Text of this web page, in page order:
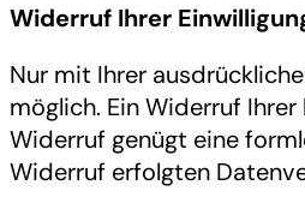
Widerruf Ihrer
Nur mit Ihrer
möglich. Ein Widerruf
Widerruf genügt eine
Widerruf erfolgten